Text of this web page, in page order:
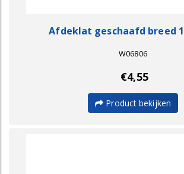
Afdeklat geschaafd breed
W06806
€4,55
Product bekijken